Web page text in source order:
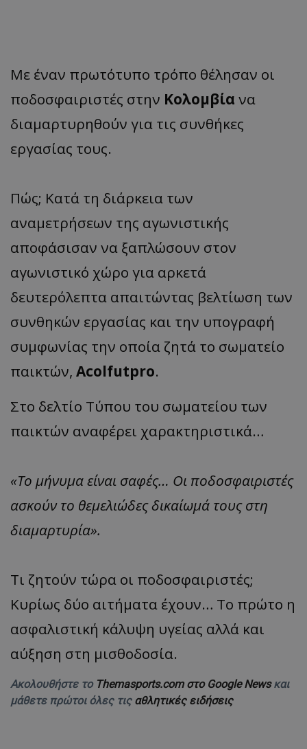
Με έναν πρωτότυπο τρόπο θέλησαν οι
ποδοσφαιριστές στην Κολομβία να
διαμαρτυρηθούν για τις συνθήκες
εργασίας τους.
Πώς; Κατά τη διάρκεια των
αναμετρήσεων της αγωνιστικής
αποφάσισαν να ξαπλώσουν στον
αγωνιστικό χώρο για αρκετά
δευτερόλεπτα απαιτώντας βελτίωση των
συνθηκών εργασίας και την υπογραφή
συμφωνίας την οποία ζητά το σωματείο
παικτών, Acolfutpro.
Στο δελτίο Τύπου του σωματείου των
παικτών αναφέρει χαρακτηριστικά…
«Το μήνυμα είναι σαφές… Οι ποδοσφαιριστές
ασκούν το θεμελιώδες δικαίωμά τους στη
διαμαρτυρία».
Τι ζητούν τώρα οι ποδοσφαιριστές;
Κυρίως δύο αιτήματα έχουν… Το πρώτο η
ασφαλιστική κάλυψη υγείας αλλά και
αύξηση στη μισθοδοσία.
Ακολουθήστε το Themasports.com στο Google Newsκαι
μάθετε πρώτοι όλες τις αθλητικές ειδήσεις